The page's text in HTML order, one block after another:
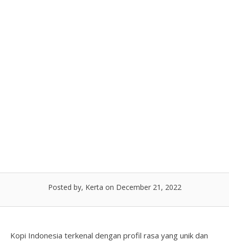
Posted by, Kerta on December 21, 2022
Kopi Indonesia terkenal dengan profil rasa yang unik dan